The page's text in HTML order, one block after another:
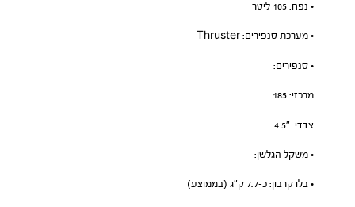
• נפח: 105 ליטר
• מערכת סנפירים: Thruster
• סנפירים:
מרכזי: 185
צדדי: ״4.5
• משקל הגלשן:
• בלו קרבון: כ-7.7 ק”ג (בממוצע)